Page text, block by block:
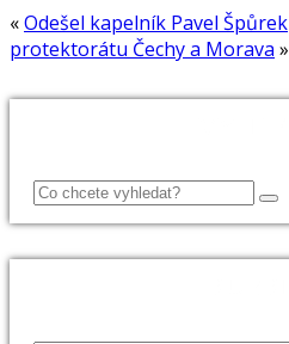
«Odešel kapelník Pavel Špůrek
protektorátu Čechy a Morava »